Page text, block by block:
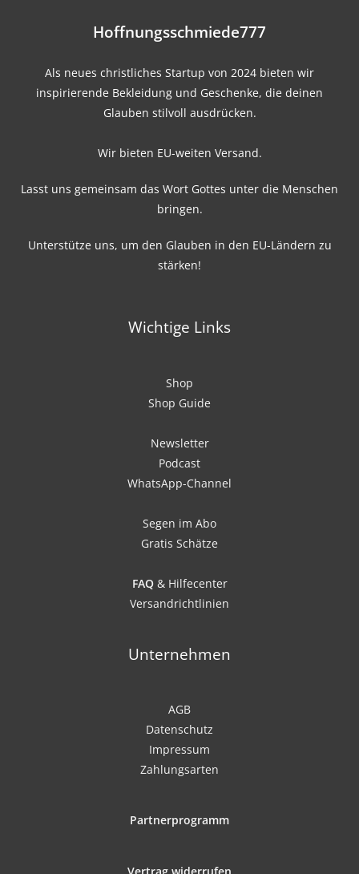
Hoffnungsschmiede777
Als neues christliches Startup von 2024 bieten wir
inspirierende Bekleidung und Geschenke, die deinen
Glauben stilvoll ausdrücken.
Wir bieten EU-weiten Versand.
Lasst uns gemeinsam das Wort Gottes unter die Menschen
bringen.
Unterstütze uns, um den Glauben in den EU-Ländern zu
stärken!
Wichtige Links
Shop
Shop Guide
Newsletter
Podcast
WhatsApp-Channel
Segen im Abo
Gratis Schätze
FAQ& Hilfecenter
Versandrichtlinien
Unternehmen
AGB
Datenschutz
Impressum
Zahlungsarten
Partnerprogramm
Vertrag widerrufen